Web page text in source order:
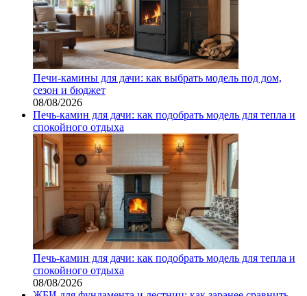
Печи-камины для дачи: как выбрать модель под дом,
сезон и бюджет
08/08/2026
Печь-камин для дачи: как подобрать модель для тепла и
спокойного отдыха
Печь-камин для дачи: как подобрать модель для тепла и
спокойного отдыха
08/08/2026